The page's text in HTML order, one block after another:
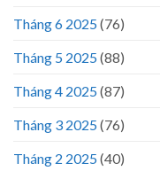
Tháng 6 2025(76)
Tháng 5 2025(88)
Tháng 4 2025(87)
Tháng 3 2025(76)
Tháng 2 2025(40)